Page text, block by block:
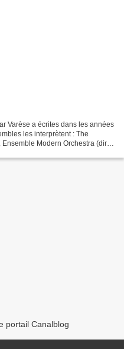
Varèse a écrites dans les années
les interprètent : The
Modern Orchestra (dir.
portail Canalblog